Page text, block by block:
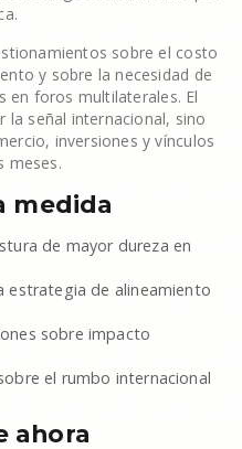
sobre el costo
y sobre la necesidad de
en foros multilaterales. El
señal internacional, sino
inversiones y vínculos
meses.
medida
de mayor dureza en
estrategia de alineamiento
sobre impacto
el rumbo internacional
ahora